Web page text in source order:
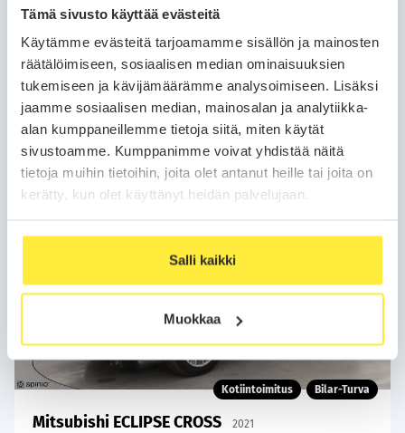
Tämä sivusto käyttää evästeitä
Käytämme evästeitä tarjoamamme sisällön ja mainosten
räätälöimiseen, sosiaalisen median ominaisuuksien
tukemiseen ja kävijämäärämme analysoimiseen. Lisäksi
jaamme sosiaalisen median, mainosalan ja analytiikka-
alan kumppaneillemme tietoja siitä, miten käytät
sivustoamme. Kumppanimme voivat yhdistää näitä
tietoja muihin tietoihin, joita olet antanut heille tai joita on
kerätty, kun olet käyttänyt heidän palvelujaan.
Salli kaikki
Muokkaa
Soita
Varaa auto
WhatsApp
Kotiintoimitus Bilar-Turva
Mitsubishi ECLIPSE CROSS 2021